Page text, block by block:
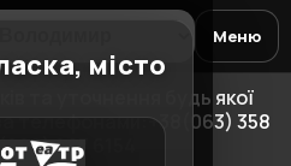
Меню
та уточнення будь якої
за телефонами:+38(063) 358
967 6154
місто